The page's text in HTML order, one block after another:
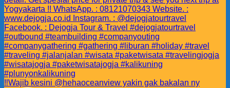
‼️Wajib kesini @hehaoceanview yakin gak bakalan ny